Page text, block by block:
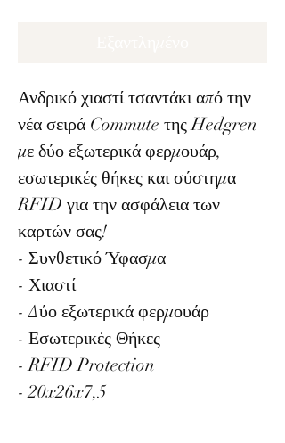
Ανδρικό χιαστί τσαντάκι από την
νέα σειρά Commute της Hedgren
με δύο εξωτερικά φερμουάρ,
εσωτερικές θήκες και σύστημα
RFID για την ασφάλεια των
καρτών σας!
- Συνθετικό Ύφασμα
- Χιαστί
- Δύο εξωτερικά φερμουάρ
- Εσωτερικές Θήκες
- RFID Protection
- 20x26x7,5